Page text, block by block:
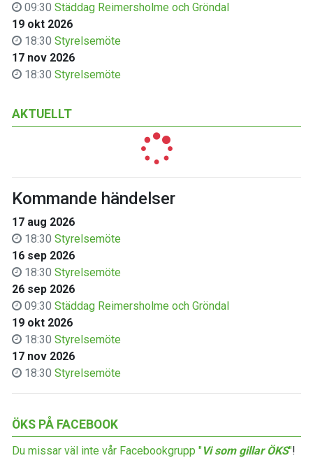
09:30 Städdag Reimersholme och Gröndal
19 okt 2026
18:30 Styrelsemöte
17 nov 2026
18:30 Styrelsemöte
AKTUELLT
Kommande händelser
17 aug 2026
18:30 Styrelsemöte
16 sep 2026
18:30 Styrelsemöte
26 sep 2026
09:30 Städdag Reimersholme och Gröndal
19 okt 2026
18:30 Styrelsemöte
17 nov 2026
18:30 Styrelsemöte
ÖKS PÅ FACEBOOK
Du missar väl inte vår Facebookgrupp "Vi som gillar ÖKS"!